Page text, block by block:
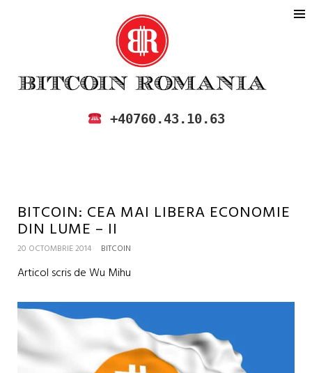
BITCOIN ROMANIA
CUMPARA SI VINDE BITCOIN IN
+40760.43.10.63
BITCOIN: CEA MAI LIBERA ECONOMIE
DIN LUME – II
20 OCTOMBRIE 2014 BITCOIN
Articol scris de Wu Mihu